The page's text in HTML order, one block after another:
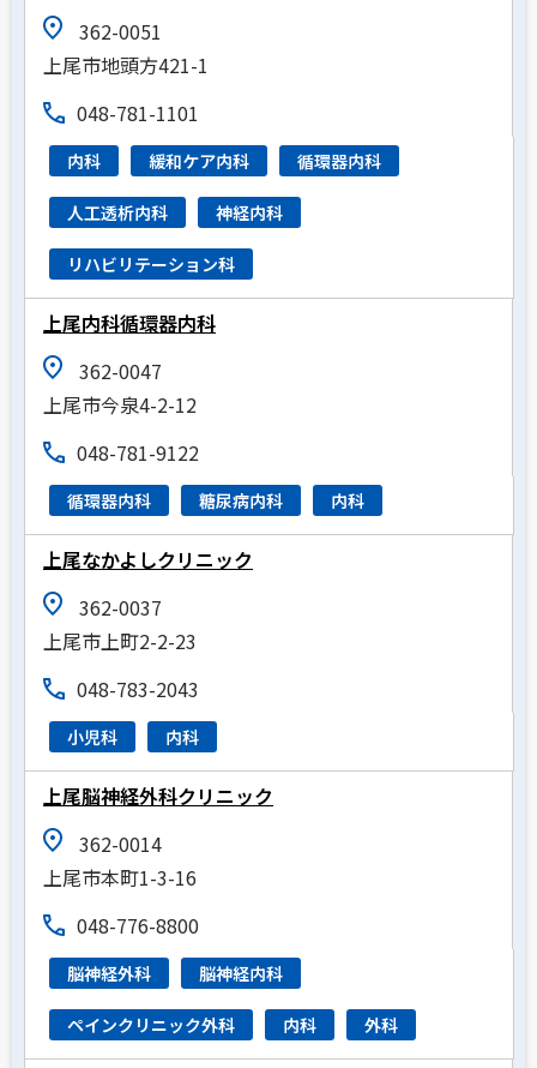
362-0051
上尾市地頭方421-1
048-781-1101
内科 緩和ケア内科 循環器内科
人工透析内科 神経内科
リハビリテーション科
上尾内科循環器内科
362-0047
上尾市今泉4-2-12
048-781-9122
循環器内科 糖尿病内科 内科
上尾なかよしクリニック
362-0037
上尾市上町2-2-23
048-783-2043
小児科 内科
上尾脳神経外科クリニック
362-0014
上尾市本町1-3-16
048-776-8800
脳神経外科 脳神経内科
ペインクリニック外科 内科 外科